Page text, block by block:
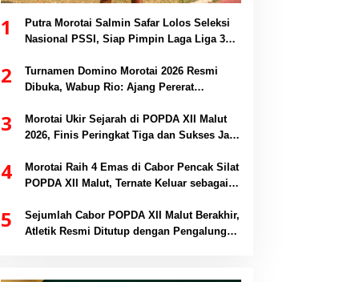
1
Putra Morotai Salmin Safar Lolos Seleksi
Nasional PSSI, Siap Pimpin Laga Liga 3
2
Turnamen Domino Morotai 2026 Resmi
Dibuka, Wabup Rio: Ajang Pererat
3
Morotai Ukir Sejarah di POPDA XII Malut
2026, Finis Peringkat Tiga dan Sukses Jadi
4
Morotai Raih 4 Emas di Cabor Pencak Silat
POPDA XII Malut, Ternate Keluar sebagai
5
Sejumlah Cabor POPDA XII Malut Berakhir,
Atletik Resmi Ditutup dengan Pengalungan